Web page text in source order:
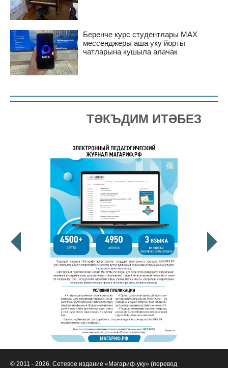
Беренче курс студентлары MAX
мессенджеры аша уку йорты
чатларына кушыла алачак
ТӘКЪДИМ ИТӘБЕЗ
© 2011 - 2026. Сетевое издание «Мәгариф-уку» (перевод